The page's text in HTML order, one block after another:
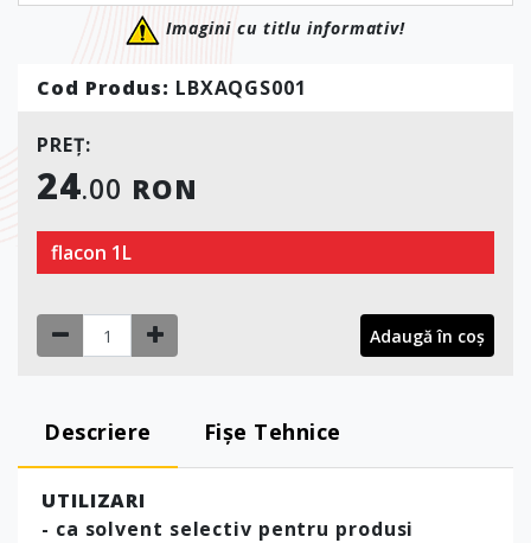
Imagini cu titlu informativ!
Cod Produs: LBXAQGS001
PREȚ:
24.00 RON
flacon 1L
Adaugă în coș
Descriere Fișe Tehnice
UTILIZARI
- ca solvent selectiv pentru produsi